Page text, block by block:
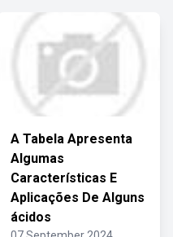
A Tabela Apresenta
Algumas
Características E
Aplicações De Alguns
ácidos